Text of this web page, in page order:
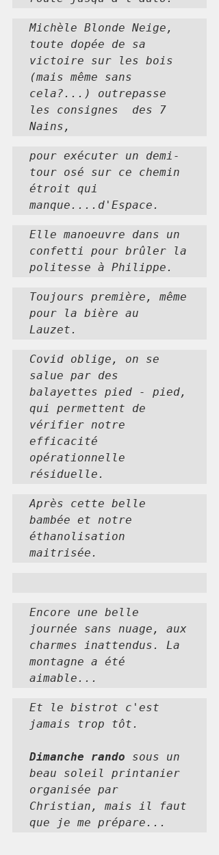
Michèle Blonde Neige,
toute dopée de sa
victoire sur les bois
(mais même sans
cela?...) outrepasse
les consignes  des 7
Nains,
pour exécuter un demi-
tour osé sur ce chemin
étroit qui
manque....d'Espace.
Elle manoeuvre dans un
confetti pour brûler la
politesse à Philippe.
Toujours première, même
pour la bière au
Lauzet.
Covid oblige, on se
salue par des
balayettes pied - pied,
qui permettent de
vérifier notre
efficacité
opérationnelle
résiduelle.
Après cette belle
bambée et notre
éthanolisation
maitrisée.
Encore une belle
journée sans nuage, aux
charmes inattendus. La
montagne a été
aimable...
Et le bistrot c'est
jamais trop tôt.
Dimanche rando sous un
beau soleil printanier
organisée par
Christian, mais il faut